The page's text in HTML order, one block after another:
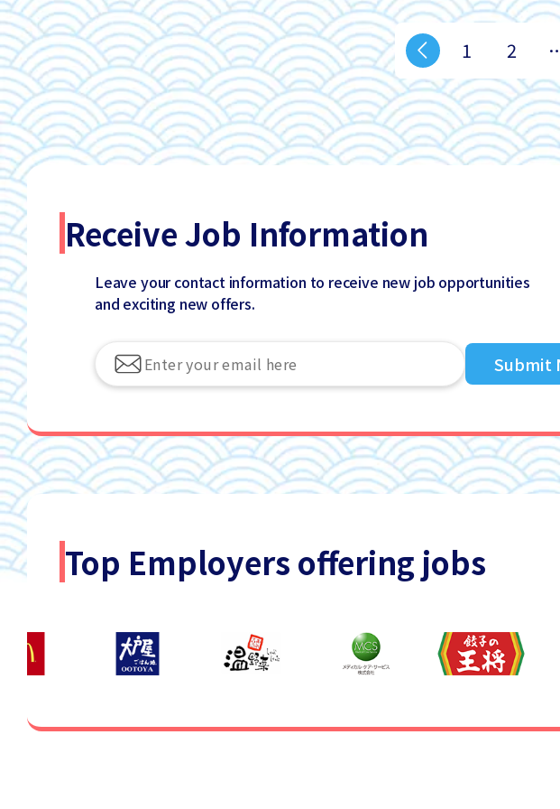
1 2
Receive Job Information
Leave your contact information to receive new job opportunities
and exciting new offers.
Submit
Top Employers offering jobs